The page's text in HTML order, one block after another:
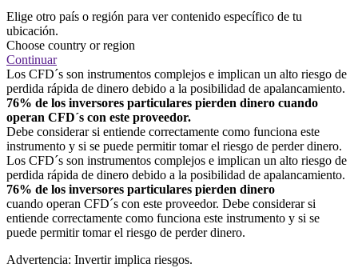
Elige otro país o región para ver contenido específico de tu
ubicación.
Choose country or region
Continuar
Los CFD´s son instrumentos complejos e implican un alto riesgo de
perdida rápida de dinero debido a la posibilidad de apalancamiento.
76% de los inversores particulares pierden dinero cuando
operan CFD´s con este proveedor.
Debe considerar si entiende correctamente como funciona este
instrumento y si se puede permitir tomar el riesgo de perder dinero.
Los CFD´s son instrumentos complejos e implican un alto riesgo de
perdida rápida de dinero debido a la posibilidad de apalancamiento.
76% de los inversores particulares pierden dinero
cuando operan CFD´s con este proveedor. Debe considerar si
entiende correctamente como funciona este instrumento y si se
puede permitir tomar el riesgo de perder dinero.
Advertencia: Invertir implica riesgos.